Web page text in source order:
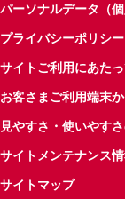
パーソナルデータ（
プライバシーポリシー
サイトご利用にあた
お客さまご利用端末
見やすさ・使いやす
サイトメンテナンス
サイトマップ